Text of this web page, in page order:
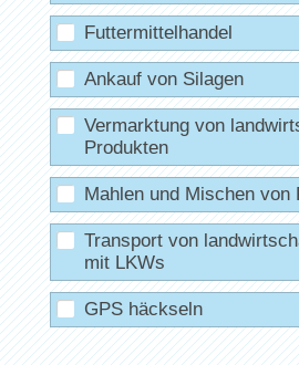
Futtermittelhandel
Ankauf von Silagen
Vermarktung von
Produkten
Mahlen und Mischen von
Transport von
mit LKWs
GPS häckseln